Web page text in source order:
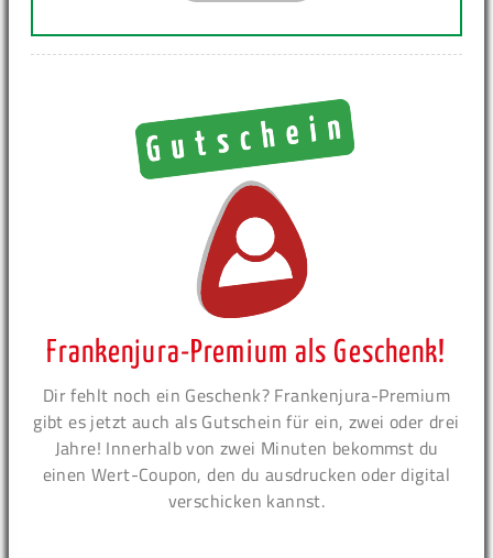
Frankenjura-Premium als Geschenk!
Dir fehlt noch ein Geschenk? Frankenjura-Premium
gibt es jetzt auch als Gutschein für ein, zwei oder drei
Jahre! Innerhalb von zwei Minuten bekommst du
einen Wert-Coupon, den du ausdrucken oder digital
verschicken kannst.